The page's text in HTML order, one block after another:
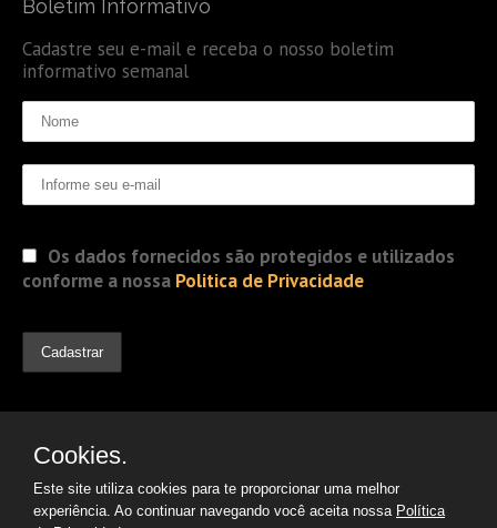
Boletim Informativo
Cadastre seu e-mail e receba o nosso boletim
informativo semanal
Os dados fornecidos são protegidos e utilizados
conforme a nossa Politica de Privacidade
Cookies.
Este site utiliza cookies para te proporcionar uma melhor
experiência. Ao continuar navegando você aceita nossa Política